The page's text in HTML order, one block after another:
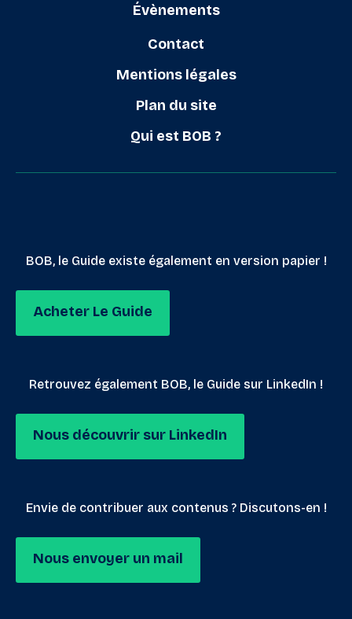
Évènements
Contact
Mentions légales
Plan du site
Qui est BOB ?
BOB, le Guide existe également en version papier !
Acheter Le Guide
Retrouvez également BOB, le Guide sur LinkedIn !
Nous découvrir sur LinkedIn
Envie de contribuer aux contenus ? Discutons-en !
Nous envoyer un mail